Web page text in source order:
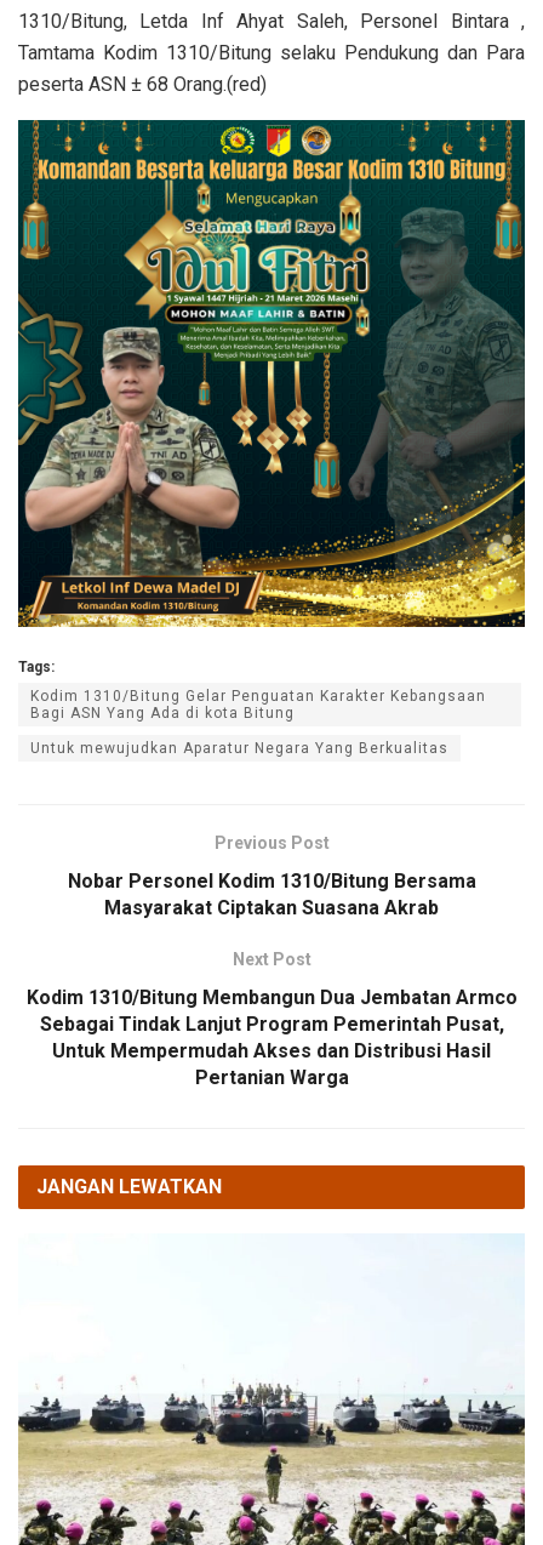
1310/Bitung, Letda Inf Ahyat Saleh, Personel Bintara ,
Tamtama Kodim 1310/Bitung selaku Pendukung dan Para
peserta ASN ± 68 Orang.(red)
Tags:
Kodim 1310/Bitung Gelar Penguatan Karakter Kebangsaan
Bagi ASN Yang Ada di kota Bitung
Untuk mewujudkan Aparatur Negara Yang Berkualitas
Previous Post
Nobar Personel Kodim 1310/Bitung Bersama
Masyarakat Ciptakan Suasana Akrab
Next Post
Kodim 1310/Bitung Membangun Dua Jembatan Armco
Sebagai Tindak Lanjut Program Pemerintah Pusat,
Untuk Mempermudah Akses dan Distribusi Hasil
Pertanian Warga
JANGAN LEWATKAN